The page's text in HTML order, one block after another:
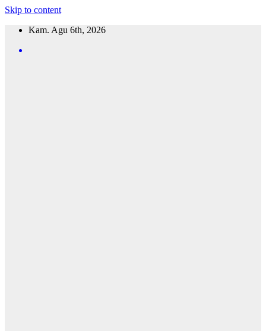
Skip to content
Kam. Agu 6th, 2026